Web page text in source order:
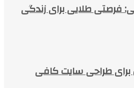
فرصتی طلایی برای زندگی
برای طراحی سایت کافی